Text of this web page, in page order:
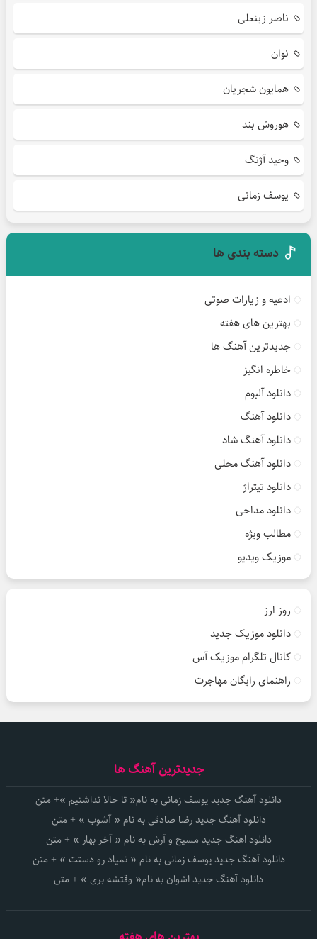
ناصر زینعلی
نوان
همایون شجریان
هوروش بند
وحید آژنگ
یوسف زمانی
دسته بندی ها
ادعیه و زیارات صوتی
بهترین های هفته
جدیدترین آهنگ ها
خاطره انگیز
دانلود آلبوم
دانلود آهنگ
دانلود آهنگ شاد
دانلود آهنگ محلی
دانلود تیتراژ
دانلود مداحی
مطالب ویژه
موزیک ویدیو
روز ارز
دانلود موزیک جدید
کانال تلگرام موزیک آس
راهنمای رایگان مهاجرت
جدیدترین آهنگ ها
دانلود آهنگ جدید یوسف زمانی به نام« تا حالا نداشتیم »+ متن
دانلود آهنگ جدید رضا صادقی به نام « آشوب » + متن
دانلود اهنگ جدید مسیح و آرش به نام « آخر بهار » + متن
دانلود آهنگ جدید یوسف زمانی به نام « نمیاد رو دستت » + متن
دانلود آهنگ جدید اشوان به نام« وقتشه بری » + متن